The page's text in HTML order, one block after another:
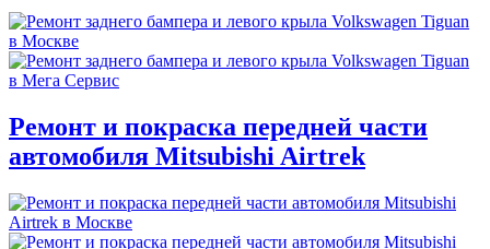
Ремонт и покраска передней части
автомобиля Mitsubishi Airtrek